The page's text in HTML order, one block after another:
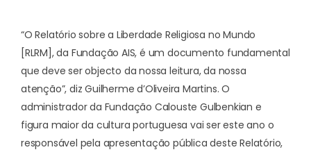
“O Relatório sobre a Liberdade Religiosa no Mundo
[RLRM], da Fundação AIS, é um documento fundamental
que deve ser objecto da nossa leitura, da nossa
atenção”, diz Guilherme d’Oliveira Martins. O
administrador da Fundação Calouste Gulbenkian e
figura maior da cultura portuguesa vai ser este ano o
responsável pela apresentação pública deste Relatório,